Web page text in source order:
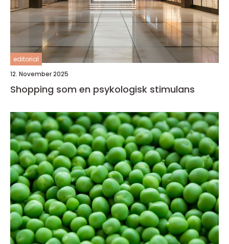
editorial
12. November 2025
Shopping som en psykologisk stimulans